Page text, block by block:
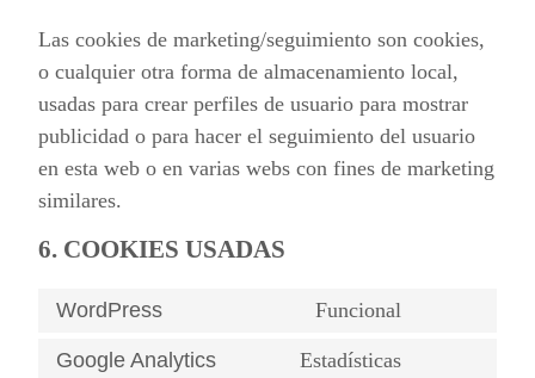
Las cookies de marketing/seguimiento son cookies,
o cualquier otra forma de almacenamiento local,
usadas para crear perfiles de usuario para mostrar
publicidad o para hacer el seguimiento del usuario
en esta web o en varias webs con fines de marketing
similares.
6. COOKIES USADAS
WordPress Funcional
Google Analytics Estadísticas